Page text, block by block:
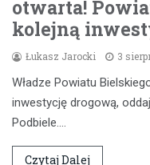
otwarta!
kolejną
Łukasz Jarocki 3
Władze Powiatu
inwestycję drogową,
Podbiele.…
Czytaj Dalej